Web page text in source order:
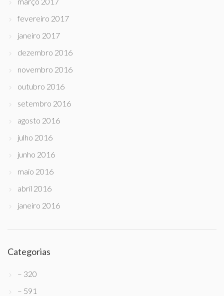
fevereiro 2017
janeiro 2017
dezembro 2016
novembro 2016
outubro 2016
setembro 2016
agosto 2016
julho 2016
junho 2016
maio 2016
abril 2016
janeiro 2016
Categorias
– 320
– 591